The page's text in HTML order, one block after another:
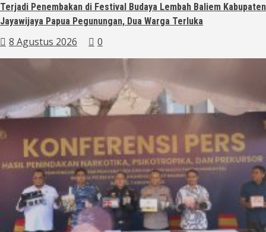
Terjadi Penembakan di Festival Budaya Lembah Baliem Kabupaten
Jayawijaya Papua Pegunungan, Dua Warga Terluka
8 Agustus 2026 0